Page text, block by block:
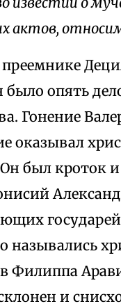
актов,
было опять
Гонение
оказывал
был кроток
назывались
Филиппа
и